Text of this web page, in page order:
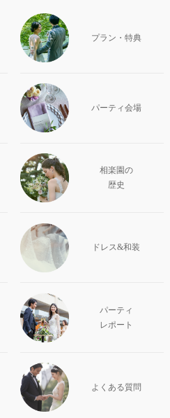
プラン・特典
パーティ会場
相楽園の
歴史
ドレス&和装
パーティ
レポート
よくある質問